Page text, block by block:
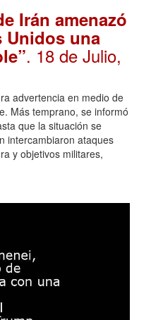
Irán amenazó
Unidos una
. 18 de Julio,
advertencia en medio de
Más temprano, se informó
que la situación se
intercambiaron ataques
y objetivos militares,